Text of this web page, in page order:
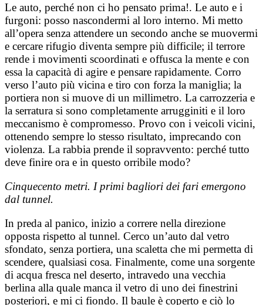
Le auto, perché non ci ho pensato prima!. Le auto e i
furgoni: posso nascondermi al loro interno. Mi metto
all’opera senza attendere un secondo anche se muovermi
e cercare rifugio diventa sempre più difficile; il terrore
rende i movimenti scoordinati e offusca la mente e con
essa la capacità di agire e pensare rapidamente. Corro
verso l’auto più vicina e tiro con forza la maniglia; la
portiera non si muove di un millimetro. La carrozzeria e
la serratura si sono completamente arrugginiti e il loro
meccanismo è compromesso. Provo con i veicoli vicini,
ottenendo sempre lo stesso risultato, imprecando con
violenza. La rabbia prende il sopravvento: perché tutto
deve finire ora e in questo orribile modo?
Cinquecento metri. I primi bagliori dei fari emergono
dal tunnel.
In preda al panico, inizio a correre nella direzione
opposta rispetto al tunnel. Cerco un’auto dal vetro
sfondato, senza portiera, una scaletta che mi permetta di
scendere, qualsiasi cosa. Finalmente, come una sorgente
di acqua fresca nel deserto, intravedo una vecchia
berlina alla quale manca il vetro di uno dei finestrini
posteriori, e mi ci fiondo. Il baule è coperto e ciò lo